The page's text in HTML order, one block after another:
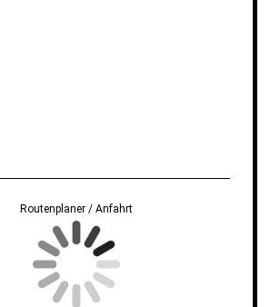
Routenplaner / Anfahrt